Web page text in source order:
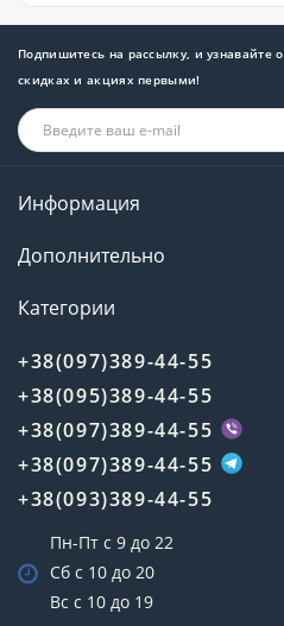
Подпишитесь на рассылку, и узнавайте о
скидках и акциях первыми!
Информация
Дополнительно
Категории
+38(097)389-44-55
+38(095)389-44-55
+38(097)389-44-55
+38(097)389-44-55
+38(093)389-44-55
Пн-Пт с 9 до 22
Сб с 10 до 20
Вс с 10 до 19